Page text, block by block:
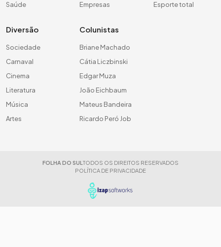
Saúde
Empresas
Esporte total
Diversão
Sociedade
Carnaval
Cinema
Literatura
Música
Artes
Colunistas
Briane Machado
Cátia Liczbinski
Edgar Muza
João Eichbaum
Mateus Bandeira
Ricardo Peró Job
FOLHA DO SUL TODOS OS DIREITOS RESERVADOS
POLÍTICA DE PRIVACIDADE